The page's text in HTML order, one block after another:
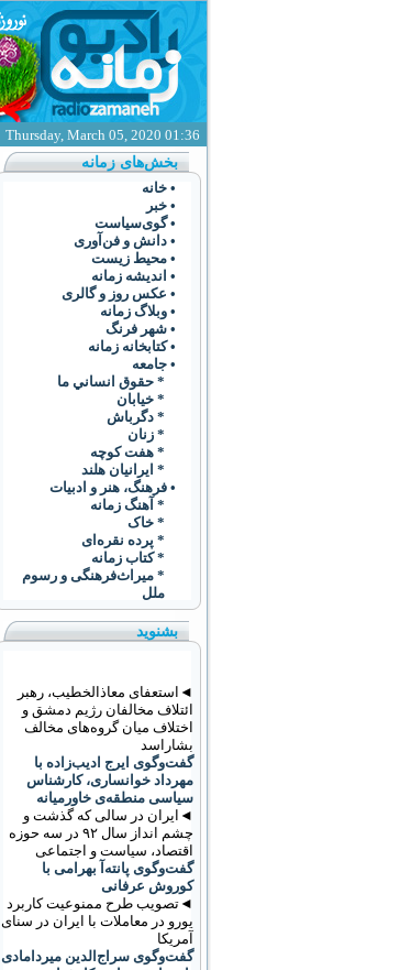
بخش‌های زمانه
• خانه
• خبر
• گوی‌سياست
• دانش و فن‌آوری
• محیط زیست
• انديشه زمانه
• عکس روز و گالری
• وبلاگ زمانه
• شهر فرنگ
• کتابخانه زمانه
• جامعه
* حقوق انساني ما
* خيابان
* دگرباش
* زنان
* هفت کوچه
* ايرانيان هلند
• فرهنگ،‌ هنر و ادبيات
* آهنگ زمانه
* خاک
* پرده نقره‌ای
* کتاب زمانه
* ميراث‌فرهنگی و رسوم
ملل
بشنوید
◄استعفای معاذالخطیب، رهبر
ائتلاف مخالفان رژیم دمشق و
اختلاف میان گروه‌های مخالف
بشاراسد
گفت‌وگوی ایرج ادیب‌زاده با
مهرداد خوانساری، کارشناس
سیاسی منطقه‌ی خاورمیانه
◄ایران در سالی که گذشت و
چشم انداز سال ۹۲ در سه حوزه
اقتصاد، سیاست و اجتماعی
گفت‌وگوی پانته‌آ بهرامی با
کوروش عرفانی
◄تصویب طرح ممنوعیت کاربرد
يورو در معاملات با ايران در سنای
آمریکا
گفت‌وگوی سراج‌الدین میردامادی
Thursday, March 05, 2020 01:36